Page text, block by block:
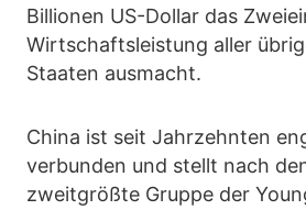
Billionen US-Dollar das
Wirtschaftsleistung aller
Staaten ausmacht.
China ist seit Jahrzehnten
verbunden und stellt nach
zweitgrößte Gruppe der